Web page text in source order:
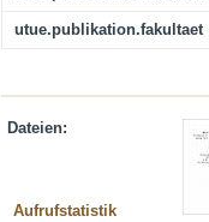
utue.publikation.fakultaet
Dateien:
Aufrufstatistik